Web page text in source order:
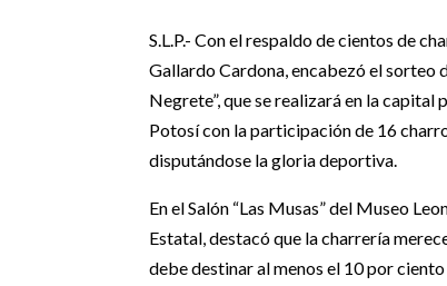
S.L.P.- Con el respaldo de cientos de
Gallardo Cardona, encabezó el sorteo
Negrete”, que se realizará en la
Potosí con la participación de 16
disputándose la gloria deportiva.
En el Salón “Las Musas” del Museo
Estatal, destacó que la charrería
debe destinar al menos el 10 por